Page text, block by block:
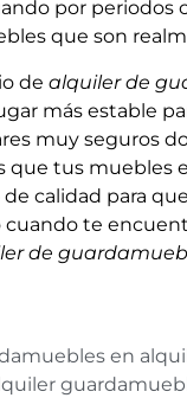
por
que son
de alquiler de
más estable
muy seguros
que tus
calidad para
te
de
en